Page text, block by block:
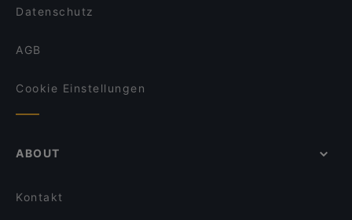
Datenschutz
AGB
Cookie Einstellungen
ABOUT
Kontakt